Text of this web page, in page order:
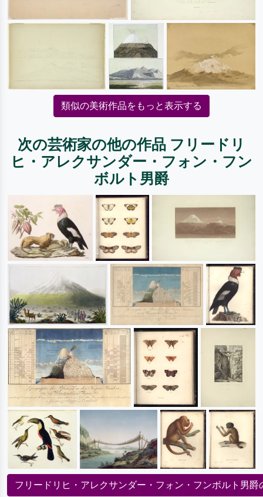
類似の美術作品をもっと表示する
次の芸術家の他の作品 フリードリ
ヒ・アレクサンダー・フォン・フン
ボルト男爵
フリードリヒ・アレクサンダー・フォン・フンボルト男爵